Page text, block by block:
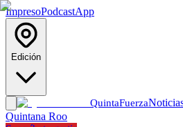
ImpresoPodcastApp
Edición
QuintaFuerza
Quintana Roo